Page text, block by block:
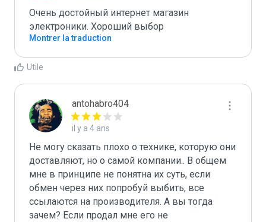
Очень достойный интернет магазин
электроники. Хороший выбор
Montrer la traduction
Utile
antohabro404
il y a 4 ans
Не могу сказать плохо о технике, которую они
доставляют, но о самой компании.. В общем
мне в принципе не понятна их суть, если
обмен через них попробуй выбить, все
ссылаются на производителя. А вы тогда
зачем? Если продал мне его не